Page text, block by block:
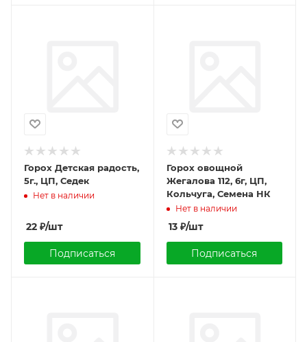
Горох Детская радость,
5г., ЦП, Седек
Нет в наличии
22 ₽/шт
Подписаться
Горох овощной
Жегалова 112, 6г, ЦП,
Кольчуга, Семена НК
Нет в наличии
13₽/шт
Подписаться